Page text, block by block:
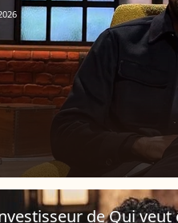
de Qui